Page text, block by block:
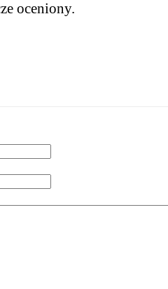
oceniony.